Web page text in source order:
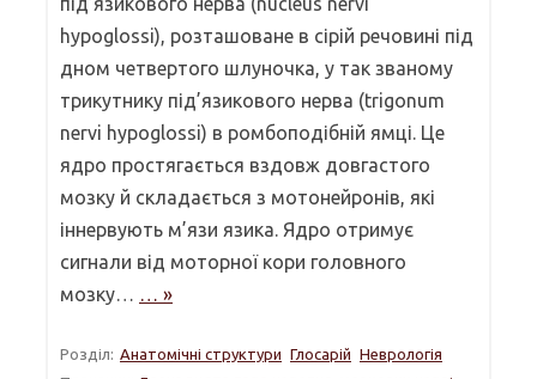
hypoglossi), розташоване в сірій речовині під
дном четвертого шлуночка, у так званому
трикутнику під’язикового нерва (trigonum
nervi hypoglossi) в ромбоподібній ямці. Це
ядро простягається вздовж довгастого
мозку й складається з мотонейронів, які
іннервують м’язи язика. Ядро отримує
сигнали від моторної кори головного
мозку… … »
Розділ: Анатомічні структури Глосарій Неврологія